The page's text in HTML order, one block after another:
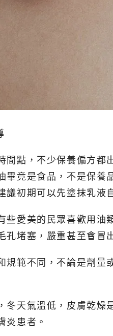
間點，不少保養偏方
竟是食品，不是保
議初期可以先塗抹乳液
些愛美的民眾喜歡用
堵塞，嚴重甚至會冒
規範不同，不論是劑
冬天氣溫低，皮膚乾
炎患者。